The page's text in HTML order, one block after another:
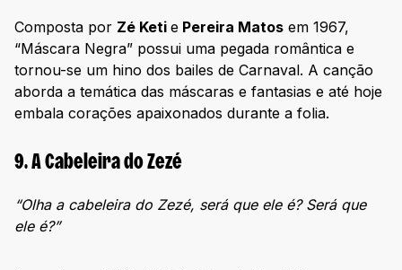
Composta por Zé Keti e Pereira Matos em 1967,
“Máscara Negra” possui uma pegada romântica e
tornou-se um hino dos bailes de Carnaval. A canção
aborda a temática das máscaras e fantasias e até hoje
embala corações apaixonados durante a folia.
9. A Cabeleira do Zezé
“Olha a cabeleira do Zezé, será que ele é? Será que
ele é?”